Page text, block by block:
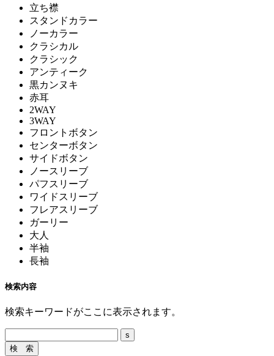
立ち襟
スタンドカラー
ノーカラー
クラシカル
クラシック
アンティーク
黒カンヌキ
赤耳
2WAY
3WAY
フロントボタン
センターボタン
サイドボタン
ノースリーブ
パフスリーブ
ワイドスリーブ
フレアスリーブ
ガーリー
大人
半袖
長袖
検索内容
検索キーワードがここに表示されます。